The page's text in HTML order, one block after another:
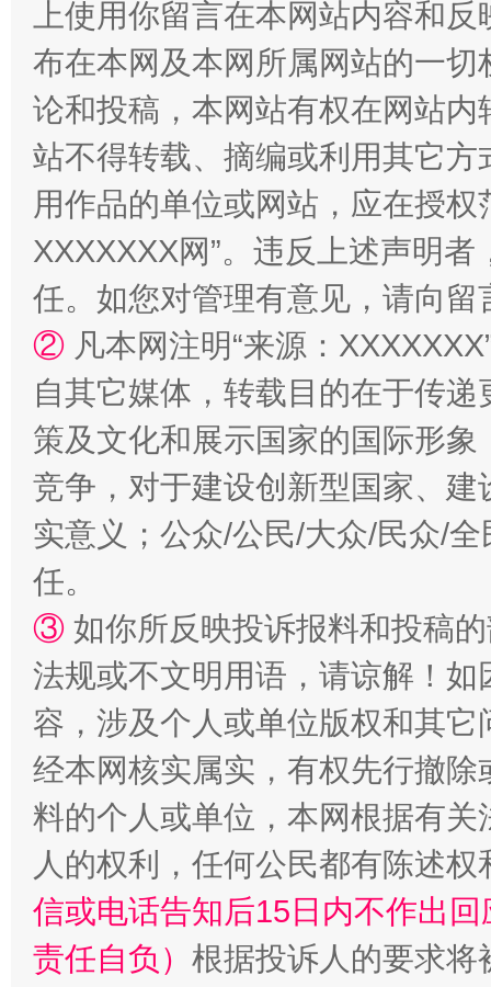
一颗心始终滚烫 还
上使用你留言在本网站内容和
布在本网及本网所属网站的一
论和投稿，本网站有权在网站
站不得转载、摘编或利用其它
用作品的单位或网站，应在授
XXXXXXX网”。违反上述声明
任。如您对管理有意见，请向
② 凡本网注明“来源：
自其它媒体，转载目的在于传
策及文化和展示国家的国际形
竞争，对于建设创新型国家、
实意义；公众/公民/大众/民众/
任。
③ 如你所反映投诉报料和投稿
法规或不文明用语，请谅解！
容，涉及个人或单位版权和其它
经本网核实属实，有权先行撤
料的个人或单位，本网根据有
人的权利，任何公民都有陈述
信或电话告知后15日内不作出
责任自负） 根据投诉人的要求将